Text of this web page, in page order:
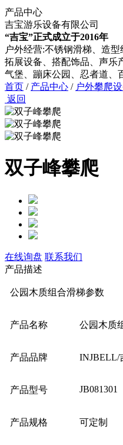
产品中心
吉宝游乐设备有限公司
“吉宝”正式成立于2016年
户外经营:不锈钢滑梯、造
拓展设备、搭配饰品、声乐
气堡、蹦床公园、忍者道、
首页 / 产品中心 / 户外攀爬
返回
双子峰攀爬
在线询盘 联系我们
产品描述
公园木质组合滑梯参数
产品名称 公园木质
产品品牌 INJBELL/
产品型号 JB081301
产品规格 可定制